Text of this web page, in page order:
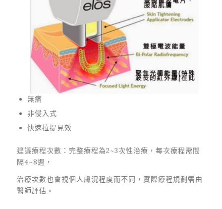
無痛
非侵入式
快速拉提見效
建議療程次數：完整療程為2~3次性治療，每次療程需間
隔4~8週，
治療次數也會視個人膚況程度而不同，實際療程規劃需由
醫師評估。